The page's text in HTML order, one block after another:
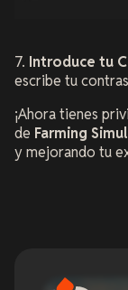
7. Introduce tu
escribe tu
¡Ahora tienes
de Farming
y mejorando tu